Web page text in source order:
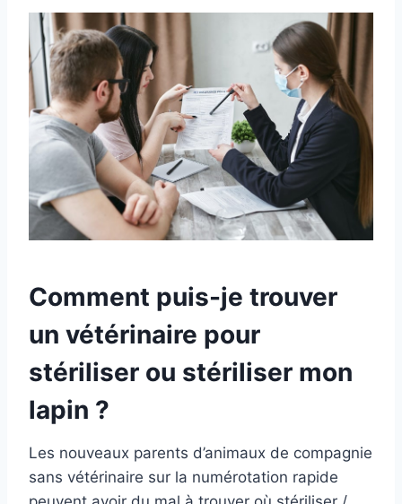
Comment puis-je trouver
un vétérinaire pour
stériliser ou stériliser mon
lapin ?
Les nouveaux parents d’animaux de compagnie
sans vétérinaire sur la numérotation rapide